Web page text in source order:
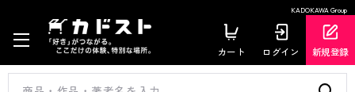
KADOKAWA Group
カート ログイン 新規登録